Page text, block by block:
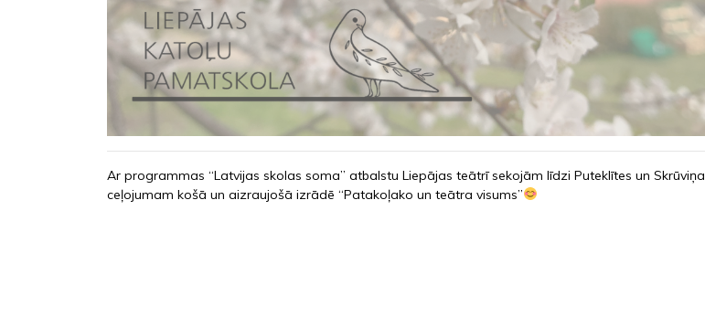
Ar programmas “Latvijas skolas soma” atbalstu Liepājas teātrī sekojām līdzi Puteklītes un Skrūviņa
ceļojumam košā un aizraujošā izrādē “Patakoļako un teātra visums”